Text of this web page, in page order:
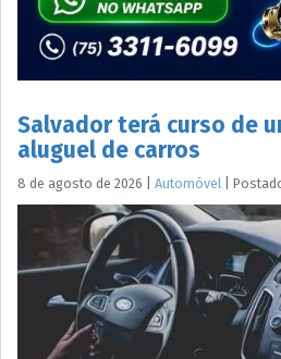
Salvador terá curso de
aluguel de carros
8 de agosto de 2026 Automóvel